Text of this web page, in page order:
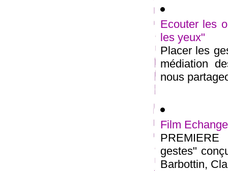
Ecouter les
les yeux"
Placer les
médiation
nous
Film
gestes"
Barbottin,